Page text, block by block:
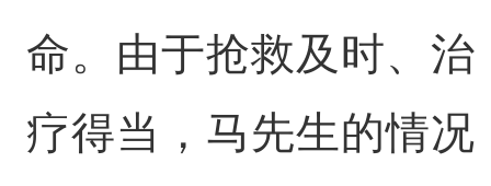
命。由于抢救及时、治
疗得当，马先生的情况